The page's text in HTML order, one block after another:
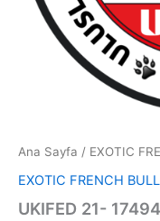
Ana Sayfa / EXOTIC
EXOTIC FRENCH
UKIFED 21- 17494